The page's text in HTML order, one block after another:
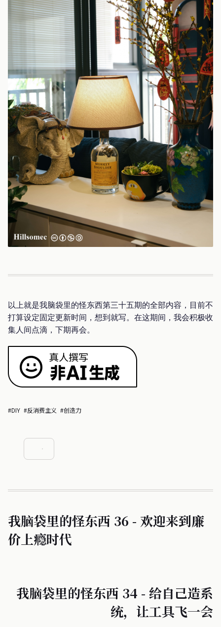
以上就是我脑袋里的怪东西第三十五期的全部内容，目前不
打算设定固定更新时间，想到就写。在这期间，我会积极收
集人间点滴，下期再会。
#DIY #反消费主义 #创造力
我脑袋里的怪东西 36 - 欢迎来到廉
价上瘾时代
我脑袋里的怪东西 34 - 给自己造系
统，让工具飞一会